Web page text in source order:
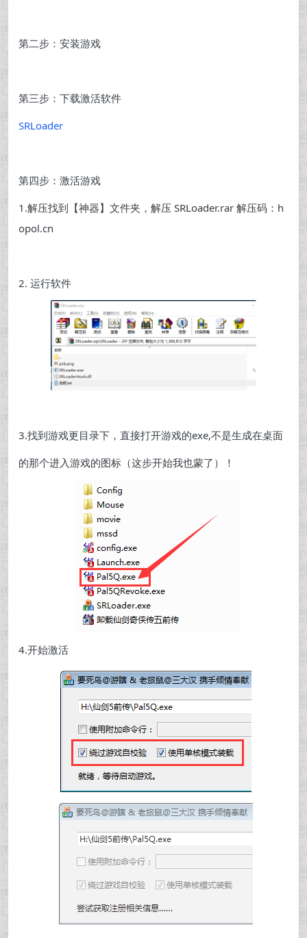
第二步：安装游戏
第三步：下载激活软件
SRLoader
第四步：激活游戏
1.解压找到【神器】文件夹，解压 SRLoader.rar 解压码：h
opol.cn
2. 运行软件
3.找到游戏更目录下，直接打开游戏的exe,不是生成在桌面
的那个进入游戏的图标（这步开始我也蒙了）！
4.开始激活